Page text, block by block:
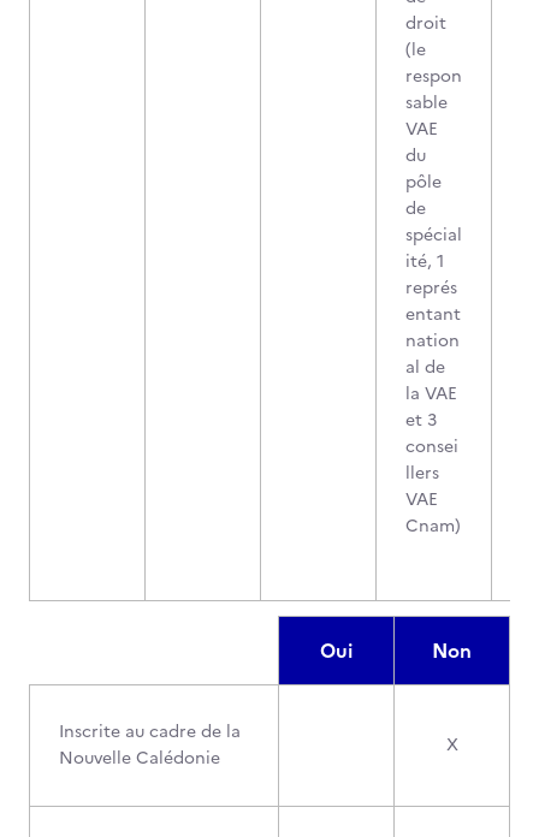
droit
(le
respon
sable
VAE
du
pôle
de
spécial
ité, 1
représ
entant
nation
al de
la VAE
et 3
consei
llers
VAE
Cnam)
Oui Non
Inscrite au cadre de la
Nouvelle Calédonie
X